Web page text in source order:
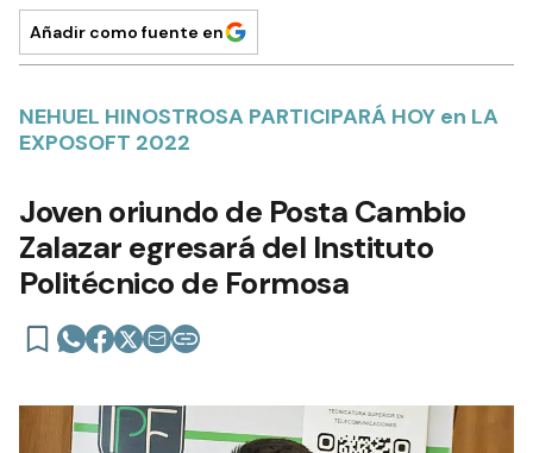
Añadir como fuente en
NEHUEL HINOSTROSA PARTICIPARÁ HOY en LA
EXPOSOFT 2022
Joven oriundo de Posta Cambio
Zalazar egresará del Instituto
Politécnico de Formosa